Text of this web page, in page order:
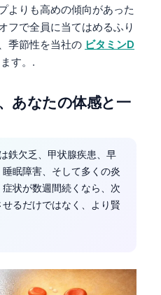
よりも高めの傾向があった
フで全員に当てはめるふり
季節性を当社の ビタミンD
す。.
あなたの体感と一
は鉄欠乏、甲状腺疾患、早
眠障害、そして多くの炎
状が数週間続くなら、次
るだけではなく、より賢